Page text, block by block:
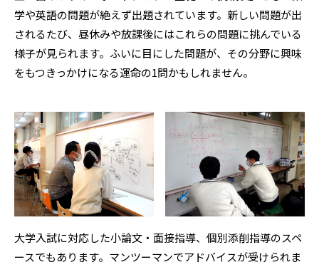
学や英語の問題が絶えず出題されています。新しい問題が出
されるたび、昼休みや放課後にはこれらの問題に挑んでいる
様子が見られます。ふいに目にした問題が、その分野に興味
をもつきっかけになる運命の1問かもしれません。
大学入試に対応した小論文・面接指導、個別添削指導のスペ
ースでもあります。マンツーマンでアドバイスが受けられま